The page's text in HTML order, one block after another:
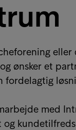
eller
ønsker et
fordelagtig
med